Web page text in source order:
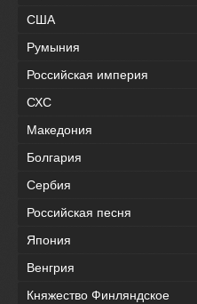
США
Румыния
Российская империя
СХС
Македония
Болгария
Сербия
Российская песня
Япония
Венгрия
Княжество Финляндское